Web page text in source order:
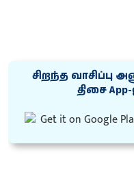
சிறந்த வாசிப்பு
திசை